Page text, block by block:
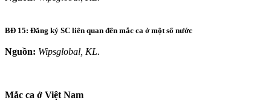
BĐ 15: Đăng ký SC liên quan đến mắc ca ở một số nước
Nguồn: Wipsglobal, KL.
Mắc ca ở Việt Nam